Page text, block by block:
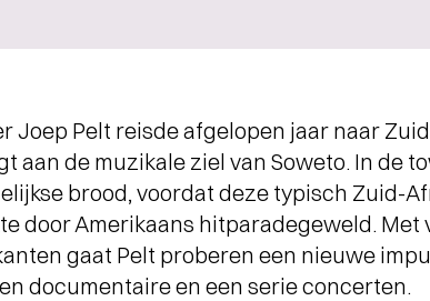
Joep Pelt reisde afgelopen jaar naar
aan de muzikale ziel van Soweto. In de
brood, voordat deze typisch Zuid-
door Amerikaans hitparadegeweld.
gaat Pelt proberen een nieuwe
documentaire en een serie concerten.